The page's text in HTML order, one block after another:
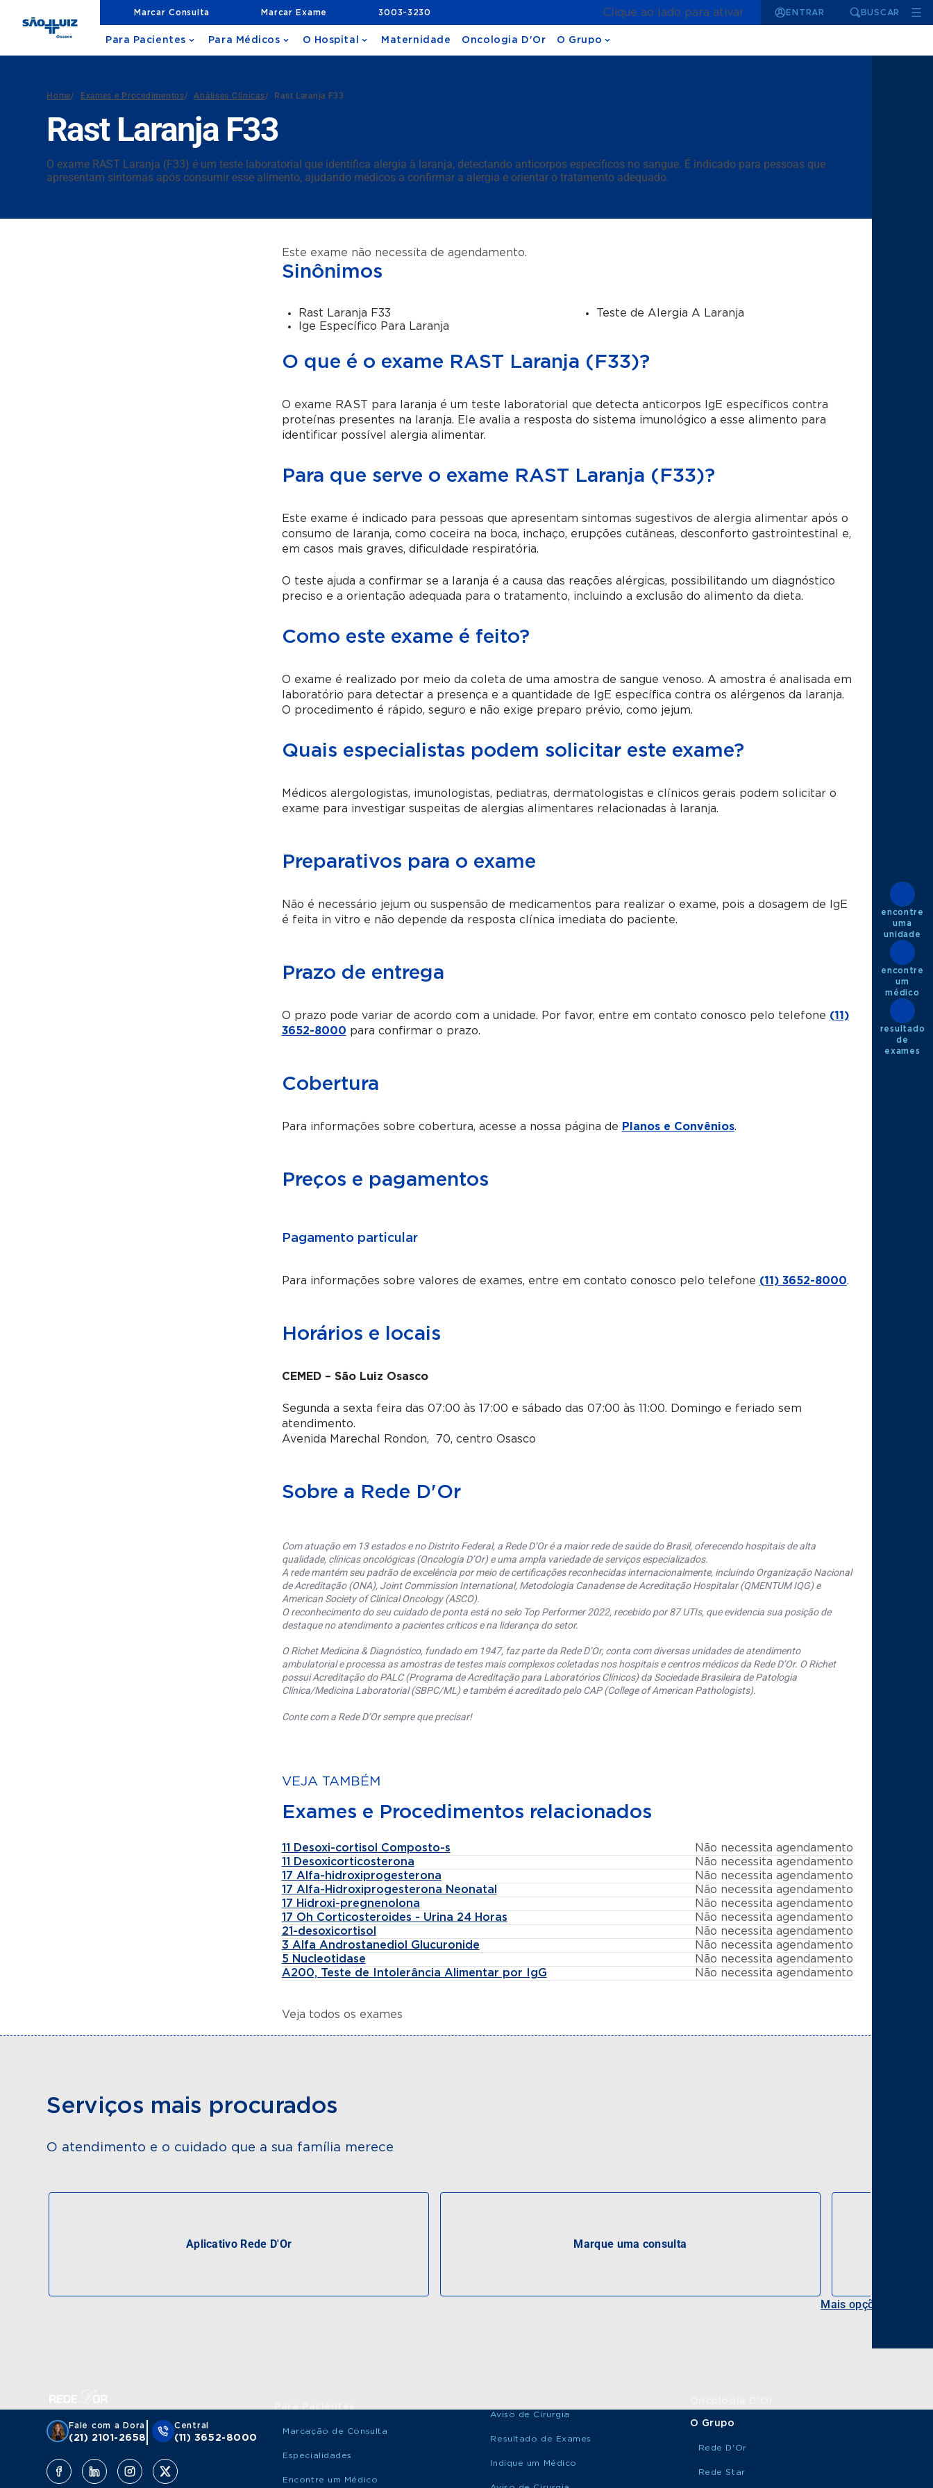
Marcar Consulta Marcar Exame 3003-3230 Clique ao lado para ativar ENTRAR BUSCAR
Para Pacientes Para Médicos O Hospital Maternidade Oncologia D'Or O Grupo
Home/ Exames e Procedimentos/ Análises Clínicas/ Rast Laranja F33
Rast Laranja F33
O exame RAST Laranja (F33) é um teste laboratorial que identifica alergia à laranja, detectando anticorpos específicos no sangue. É indicado para pessoas que
apresentam sintomas após consumir esse alimento, ajudando médicos a confirmar a alergia e orientar o tratamento adequado.
Este exame não necessita de agendamento.
Sinônimos
Rast Laranja F33
Ige Específico Para Laranja
Teste de Alergia A Laranja
O que é o exame RAST Laranja (F33)?
O exame RAST para laranja é um teste laboratorial que detecta anticorpos IgE específicos contra
proteínas presentes na laranja. Ele avalia a resposta do sistema imunológico a esse alimento para
identificar possível alergia alimentar.
Para que serve o exame RAST Laranja (F33)?
Este exame é indicado para pessoas que apresentam sintomas sugestivos de alergia alimentar após o
consumo de laranja, como coceira na boca, inchaço, erupções cutâneas, desconforto gastrointestinal e,
em casos mais graves, dificuldade respiratória.
O teste ajuda a confirmar se a laranja é a causa das reações alérgicas, possibilitando um diagnóstico
preciso e a orientação adequada para o tratamento, incluindo a exclusão do alimento da dieta.
Como este exame é feito?
O exame é realizado por meio da coleta de uma amostra de sangue venoso. A amostra é analisada em
laboratório para detectar a presença e a quantidade de IgE específica contra os alérgenos da laranja.
O procedimento é rápido, seguro e não exige preparo prévio, como jejum.
Quais especialistas podem solicitar este exame?
Médicos alergologistas, imunologistas, pediatras, dermatologistas e clínicos gerais podem solicitar o
exame para investigar suspeitas de alergias alimentares relacionadas à laranja.
Preparativos para o exame
Não é necessário jejum ou suspensão de medicamentos para realizar o exame, pois a dosagem de IgE
é feita in vitro e não depende da resposta clínica imediata do paciente.
Prazo de entrega
O prazo pode variar de acordo com a unidade. Por favor, entre em contato conosco pelo telefone (11)
3652-8000 para confirmar o prazo.
Cobertura
Para informações sobre cobertura, acesse a nossa página de Planos e Convênios.
Preços e pagamentos
Pagamento particular
Para informações sobre valores de exames, entre em contato conosco pelo telefone (11) 3652-8000.
Horários e locais
CEMED – São Luiz Osasco
Segunda a sexta feira das 07:00 às 17:00 e sábado das 07:00 às 11:00. Domingo e feriado sem
atendimento.
Avenida Marechal Rondon, 70, centro Osasco
Sobre a Rede D'Or
Com atuação em 13 estados e no Distrito Federal, a Rede D’Or é a maior rede de saúde do Brasil, oferecendo hospitais de alta
qualidade, clínicas oncológicas (Oncologia D’Or) e uma ampla variedade de serviços especializados.
A rede mantém seu padrão de excelência por meio de certificações reconhecidas internacionalmente, incluindo Organização Nacional
de Acreditação (ONA), Joint Commission International, Metodologia Canadense de Acreditação Hospitalar (QMENTUM IQG) e
American Society of Clinical Oncology (ASCO).
O reconhecimento do seu cuidado de ponta está no selo Top Performer 2022, recebido por 87 UTIs, que evidencia sua posição de
destaque no atendimento a pacientes críticos e na liderança do setor.
O Richet Medicina & Diagnóstico, fundado em 1947, faz parte da Rede D’Or, conta com diversas unidades de atendimento
ambulatorial e processa as amostras de testes mais complexos coletadas nos hospitais e centros médicos da Rede D’Or. O Richet
possui Acreditação do PALC (Programa de Acreditação para Laboratórios Clínicos) da Sociedade Brasileira de Patologia
Clínica/Medicina Laboratorial (SBPC/ML) e também é acreditado pelo CAP (College of American Pathologists).
Conte com a Rede D’Or sempre que precisar!
VEJA TAMBÉM
Exames e Procedimentos relacionados
11 Desoxi-cortisol Composto-s
Não necessita agendamento
11 Desoxicorticosterona
Não necessita agendamento
17 Alfa-hidroxiprogesterona
Não necessita agendamento
17 Alfa-Hidroxiprogesterona Neonatal
Não necessita agendamento
17 Hidroxi-pregnenolona
Não necessita agendamento
17 Oh Corticosteroides - Urina 24 Horas
Não necessita agendamento
21-desoxicortisol
Não necessita agendamento
3 Alfa Androstanediol Glucuronide
Não necessita agendamento
5 Nucleotidase
Não necessita agendamento
A200, Teste de Intolerância Alimentar por IgG
Não necessita agendamento
Veja todos os exames
Serviços mais procurados
O atendimento e o cuidado que a sua família merece
Aplicativo Rede D'Or Marque uma consulta
Mais opções
encontre
uma
unidade
encontre
um
médico
resultado
de
exames
Fale com a Dora
(21) 2101-2658
Central
(11) 3652-8000
Marcação de Consulta
Especialidades
Encontre um Médico
Aviso de Cirurgia
Resultado de Exames
Indique um Médico
O Grupo
Rede D'Or
Rede Star